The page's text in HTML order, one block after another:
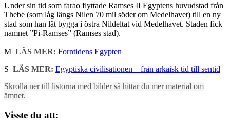
Under sin tid som farao flyttade Ramses II Egyptens huvudstad från
Thebe (som låg längs Nilen 70 mil söder om Medelhavet) till en ny
stad som han lät bygga i östra Nildeltat vid Medelhavet. Staden fick
namnet ”Pi-Ramses” (Ramses stad).
M LÄS MER: Forntidens Egypten
S LÄS MER: Egyptiska civilisationen – från arkaisk tid till sentid
Skrolla ner till listorna med bilder så hittar du mer material om
ämnet.
Visste du att: